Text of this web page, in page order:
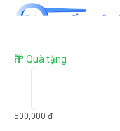
Quà tặng
500,000 đ